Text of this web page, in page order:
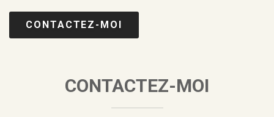
CONTACTEZ-MOI
CONTACTEZ-MOI